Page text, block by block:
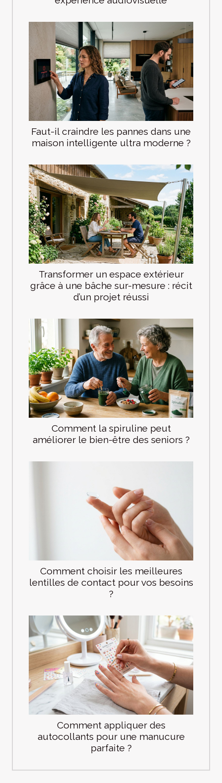
Faut-il craindre les pannes dans une
maison intelligente ultra moderne ?
Transformer un espace extérieur
grâce à une bâche sur-mesure : récit
d’un projet réussi
Comment la spiruline peut
améliorer le bien-être des seniors ?
Comment choisir les meilleures
lentilles de contact pour vos besoins
?
Comment appliquer des
autocollants pour une manucure
parfaite ?